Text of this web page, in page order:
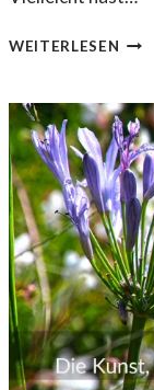
WEITERLESEN
A
N
C
E
A
K
T
E
N
O
.
2